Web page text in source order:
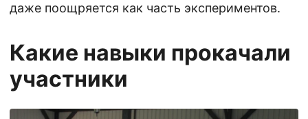
даже поощряется как часть экспериментов.
Какие навыки прокачали
участники